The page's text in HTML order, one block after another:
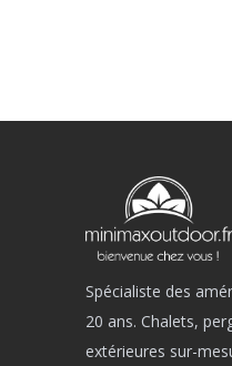
Spécialiste des
20 ans. Chalets,
extérieures sur-